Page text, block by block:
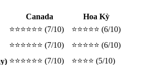
Canada
Hoa Kỳ
⭐⭐⭐⭐⭐⭐ (7/10)
⭐⭐⭐⭐⭐ (6/10)
⭐⭐⭐⭐⭐⭐ (7/10)
⭐⭐⭐⭐⭐ (6/10)
⭐⭐⭐⭐⭐⭐ (7/10)
⭐⭐⭐⭐ (5/10)